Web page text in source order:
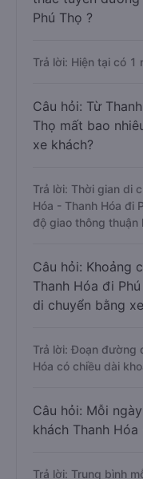
Phú Thọ ?
Trả lời: Hiện tại có 1
Câu hỏi: Từ
Thọ mất bao
xe khách?
Trả lời: Thời gian di
Hóa - Thanh Hóa đi
độ giao thông thuận
Câu hỏi: Khoảng
Thanh Hóa đi
di chuyển bằng
Trả lời: Đoạn đường
Hóa có chiều dài
Câu hỏi: Mỗi
khách Thanh
Trả lời: Trung bình